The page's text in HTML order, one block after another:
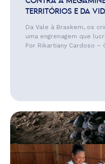
TERRITÓRIOS E DA
Da Vale à Braskem, os
uma engrenagem que
Por Rikartiany Cardoso –